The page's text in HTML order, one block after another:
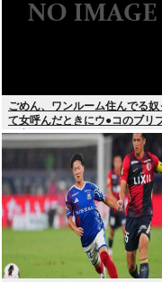
ごめん、ワンルーム住んでる奴
て女呼んだときにウ●コのブリ
リ音どうしてんの？？